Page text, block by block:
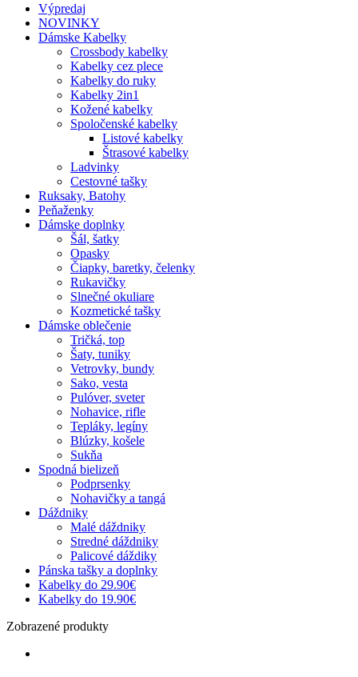
Výpredaj
NOVINKY
Dámske Kabelky
Crossbody kabelky
Kabelky cez plece
Kabelky do ruky
Kabelky 2in1
Kožené kabelky
Spoločenské kabelky
Listové kabelky
Štrasové kabelky
Ladvinky
Cestovné tašky
Ruksaky, Batohy
Peňaženky
Dámske doplnky
Šál, šatky
Opasky
Čiapky, baretky, čelenky
Rukavičky
Slnečné okuliare
Kozmetické tašky
Dámske oblečenie
Tričká, top
Šaty, tuniky
Vetrovky, bundy
Sako, vesta
Pulóver, sveter
Nohavice, rifle
Tepláky, legíny
Blúzky, košele
Sukňa
Spodná bielizeň
Podprsenky
Nohavičky a tangá
Dáždniky
Malé dáždniky
Stredné dáždniky
Palicové dáždiky
Pánska tašky a doplnky
Kabelky do 29.90€
Kabelky do 19.90€
Zobrazené produkty